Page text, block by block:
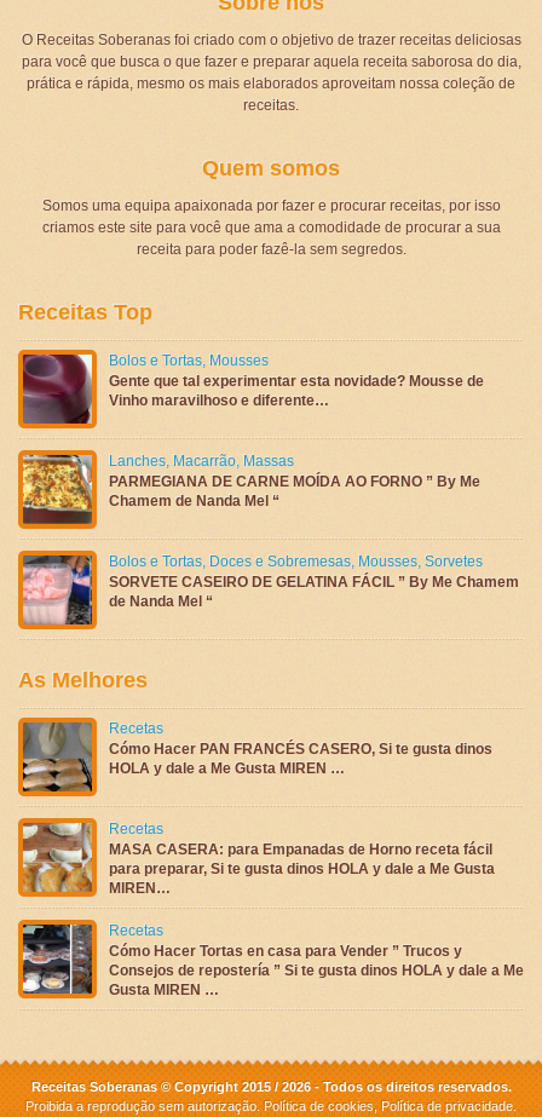
O Receitas Soberanas foi criado com o objetivo de trazer receitas deliciosas
para você que busca o que fazer e preparar aquela receita saborosa do dia,
prática e rápida, mesmo os mais elaborados aproveitam nossa coleção de
receitas.
Quem somos
Somos uma equipa apaixonada por fazer e procurar receitas, por isso
criamos este site para você que ama a comodidade de procurar a sua
receita para poder fazê-la sem segredos.
Receitas Top
Bolos e Tortas, Mousses
Gente que tal experimentar esta novidade? Mousse de
Vinho maravilhoso e diferente…
Lanches, Macarrão, Massas
PARMEGIANA DE CARNE MOÍDA AO FORNO ” By Me
Chamem de Nanda Mel “
Bolos e Tortas, Doces e Sobremesas, Mousses, Sorvetes
SORVETE CASEIRO DE GELATINA FÁCIL ” By Me Chamem
de Nanda Mel “
As Melhores
Recetas
Cómo Hacer PAN FRANCÉS CASERO, Si te gusta dinos
HOLA y dale a Me Gusta MIREN …
Recetas
MASA CASERA: para Empanadas de Horno receta fácil
para preparar, Si te gusta dinos HOLA y dale a Me Gusta
MIREN…
Recetas
Cómo Hacer Tortas en casa para Vender ” Trucos y
Consejos de repostería ” Si te gusta dinos HOLA y dale a Me
Gusta MIREN …
Receitas Soberanas © Copyright 2015 / 2026 - Todos os direitos reservados.
Proibida a reprodução sem autorização. Política de cookies, Política de privacidade.